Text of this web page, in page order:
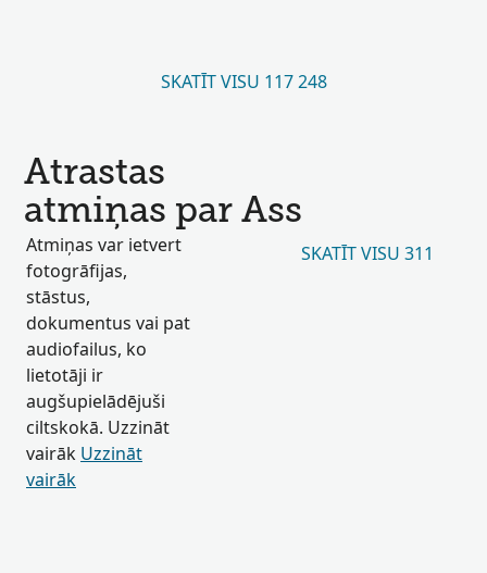
SKATĪT VISU 117 248
Atrastas
atmiņas par Ass
Atmiņas var ietvert
fotogrāfijas,
stāstus,
dokumentus vai pat
audiofailus, ko
lietotāji ir
augšupielādējuši
ciltskokā. Uzzināt
vairāk Uzzināt
vairāk
SKATĪT VISU 311